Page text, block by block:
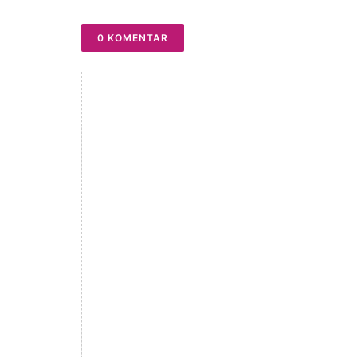
0 KOMENTAR